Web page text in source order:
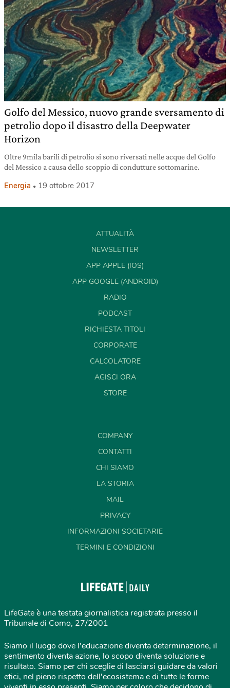
Golfo del Messico, nuovo grande sversamento di
petrolio dopo il disastro della Deepwater
Horizon
Oltre 9mila barili di petrolio si sono riversati nelle acque del Golfo
del Messico a causa dello scoppio di condutture sottomarine.
Energia 19 ottobre 2017
ATTUALITÀ
NEWSLETTER
APP APPLE (IOS)
APP GOOGLE (ANDROID)
RADIO
PODCAST
RICHIESTA TITOLI
CORPORATE
CALCOLATORE
AGISCI ORA
STORE
COMPANY
CONTATTI
CHI SIAMO
LA STORIA
MAIL
PRIVACY
INFORMAZIONI SOCIETARIE
TERMINI E CONDIZIONI
LifeGate è una testata giornalistica registrata presso il
Tribunale di Como, 27/2001
Siamo il luogo dove l'educazione diventa determinazione, il
sentimento diventa azione, lo scopo diventa soluzione e
risultato. Siamo per chi sceglie di lasciarsi guidare da valori
etici, nel pieno rispetto dell'ecosistema e di tutte le forme